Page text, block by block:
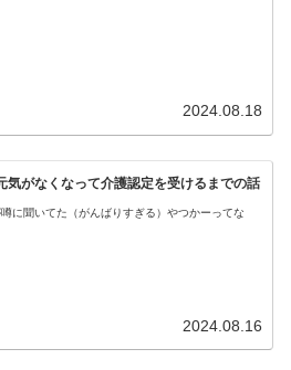
2024.08.18
気がなくなって介護認定を受けるまでの話
噂に聞いてた（がんばりすぎる）やつかーってな
2024.08.16